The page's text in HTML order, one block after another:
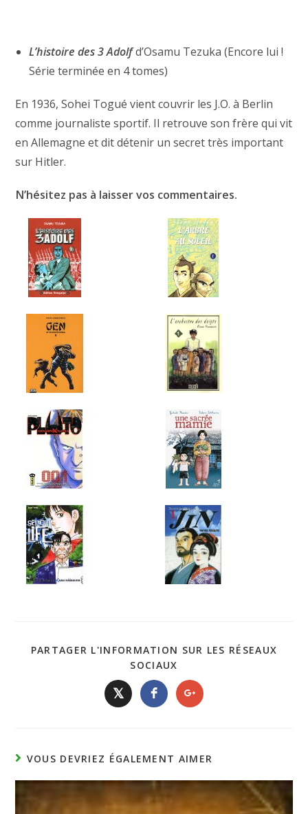
L’histoire des 3 Adolfd’Osamu Tezuka (Encore lui !
Série terminée en 4 tomes)
En 1936, Sohei Togué vient couvrir les J.O. à Berlin
comme journaliste sportif. Il retrouve son frère qui vit
en Allemagne et dit détenir un secret très important
sur Hitler.
N’hésitez pas à laisser vos commentaires.
PARTAGER L'INFORMATION SUR LES RÉSEAUX
SOCIAUX
𝕏
VOUS DEVRIEZ ÉGALEMENT AIMER